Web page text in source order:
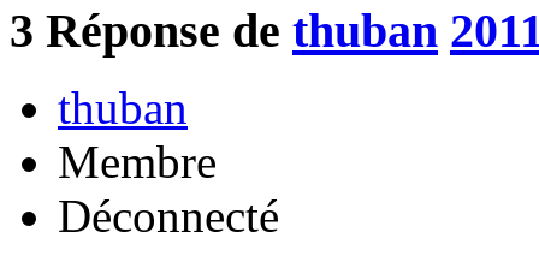
3 Réponse de thuban
thuban
Membre
Déconnecté